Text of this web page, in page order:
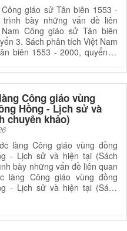
giáo sử Tân biên 1553 -
bày những vấn đề liên
Công giáo sử Tân biên
3. Sách phân tích Việt Nam
biên 1553 - 2000, quyển 3,
vực này. Để nắm rõ nội dung
thể tìm cuốn sách để đọc
Công giáo vùng
Hồng - Lịch sử và
chuyên khảo)
làng Công giáo vùng đồng
- Lịch sử và hiện tại (Sách
bày những vấn đề liên quan
làng Công giáo vùng đồng
- Lịch sử và hiện tại (Sách
chuyên khảo), giúp bạn